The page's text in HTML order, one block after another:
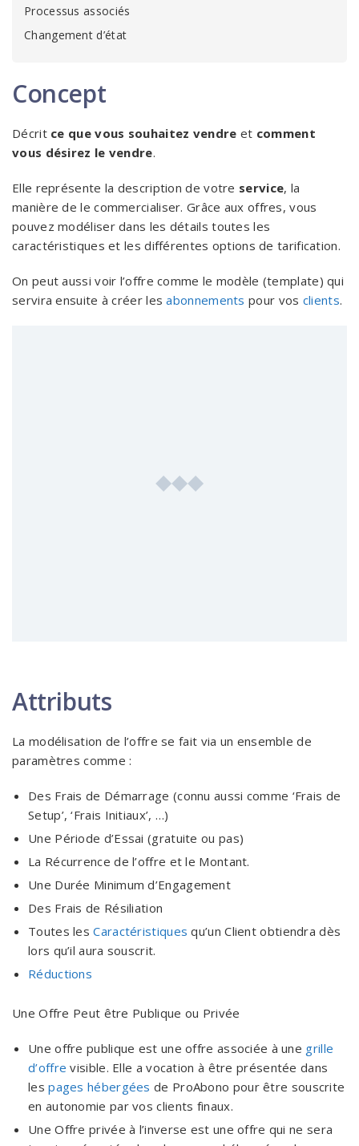
Processus associés
Changement d’état
Concept
Décrit ce que vous souhaitez vendre et comment
vous désirez le vendre.
Elle représente la description de votre service, la
manière de le commercialiser. Grâce aux offres, vous
pouvez modéliser dans les détails toutes les
caractéristiques et les différentes options de tarification.
On peut aussi voir l’offre comme le modèle (template) qui
servira ensuite à créer lesabonnements pour vos clients.
Attributs
La modélisation de l’offre se fait via un ensemble de
paramètres comme :
Des Frais de Démarrage (connu aussi comme ‘Frais de
Setup’, ‘Frais Initiaux’, …)
Une Période d’Essai (gratuite ou pas)
La Récurrence de l’offre et le Montant.
Une Durée Minimum d’Engagement
Des Frais de Résiliation
Toutes lesCaractéristiques qu’un Client obtiendra dès
lors qu’il aura souscrit.
Réductions
Une Offre Peut être Publique ou Privée
Une offre publique est une offre associée à une grille
d’offre visible. Elle a vocation à être présentée dans
lespages hébergées de ProAbono pour être souscrite
en autonomie par vos clients finaux.
Une Offre privée à l’inverse est une offre qui ne sera